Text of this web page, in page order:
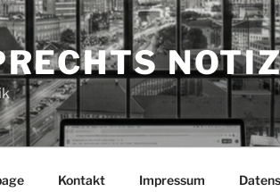
Kontakt Impressum